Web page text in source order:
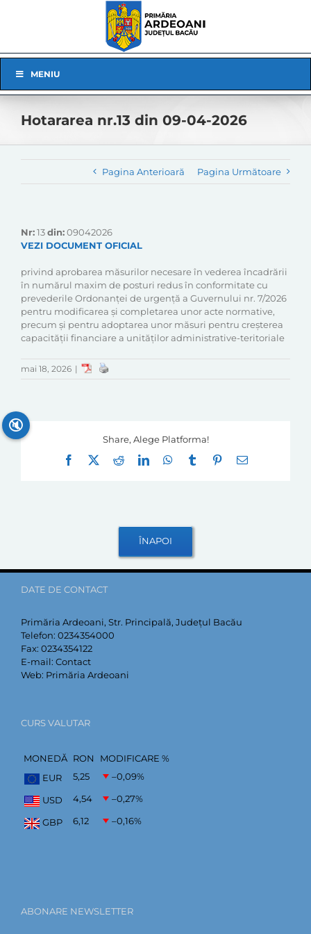
Navigation
MENIU
Hotararea nr.13 din 09-04-2026
Pagina Anterioară Pagina Următoare
Nr:13din:09042026
VEZI DOCUMENT OFICIAL
privind aprobarea măsurilor necesare în vederea încadrării
în numărul maxim de posturi redus în conformitate cu
prevederile Ordonanței de urgență a Guvernului nr. 7/2026
pentru modificarea și completarea unor acte normative,
precum și pentru adoptarea unor măsuri pentru creșterea
capacității financiare a unităților administrative-teritoriale
mai 18, 2026 |
Share, Alege Platforma!
Facebook
RedditLinkedInWhatsApp
Tumblr Pinterest
E-
DATE DE CONTACT
Primăria Ardeoani, Str. Principală, Județul Bacău
Telefon: 0234354000
Fax: 0234354122
E-mail: Contact
Web: Primăria Ardeoani
CURS VALUTAR
MONEDĂ RON
MODIFICARE %
EUR
5,25 –0,09%
USD 4,54 –0,27%
GBP 6,12 –0,16%
ABONARE NEWSLETTER
🔇